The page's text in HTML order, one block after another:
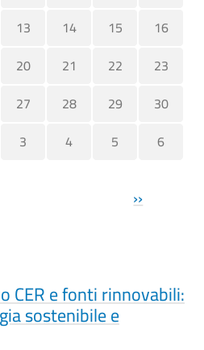
13 14 15
16
20 21 22
23
27 28 29
30
3 4 5 6
››
CER e fonti rinnovabili:
sostenibile e